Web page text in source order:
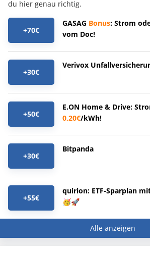
du hier genau richtig.
+70€
GASAG Bonus: Strom
vom Doc!
+30€
Verivox
+50€
E.ON Home & Drive:
0,20€/kWh!
+30€
Bitpanda
+55€
quirion: ETF-Sparplan
🥳🚀
Alle anzeigen